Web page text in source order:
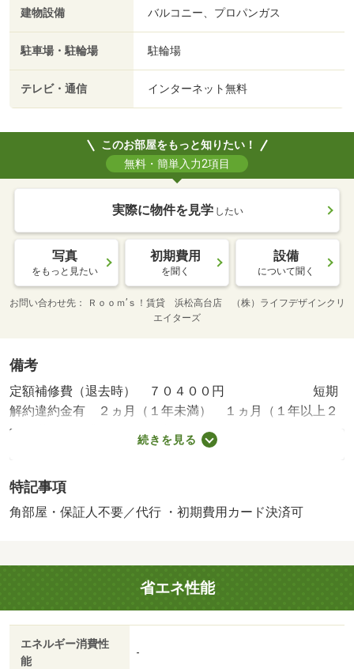
建物設備 バルコニー、プロパンガス
駐車場・駐輪場 駐輪場
テレビ・通信 インターネット無料
このお部屋をもっと知りたい！
無料・簡単入力2項目
実際に物件を見学 したい
写真
をもっと見たい
初期費用
を聞く
設備
について聞く
お問い合わせ先
Ｒｏｏｍ’ｓ！賃貸 浜松高台店 （株）ライフデザインクリ
エイターズ
備考
定額補修費（退去時） ７０４００円 短期
解約違約金有 ２ヵ月（１年未満） １ヵ月（１年以上２
年未満）・賃貸保証等：加入要（ＭＳフルサポート利用必
須 初回登録料・・・２，２００円 初回保証料・・・
料・２４時間トラブルサポート含） 更新保証料・・・
３，５００円／年）・鍵交換代：あり５，５００円～・維
なし・駐輪場：有
続きを見る
特記事項
角部屋・保証人不要／代行 ・初期費用カード決済可
省エネ性能
エネルギー消費性
能
-